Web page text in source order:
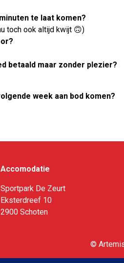
te laat komen?
toch ook altijd kwijt 🙃)
betaald maar zonder plezier?
week aan bod komen?
Accomodatie
Sportpark De Zeurt
Eksterdreef 10
2900 Schoten
©